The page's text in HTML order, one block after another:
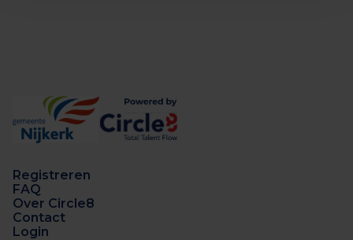
Registreren
FAQ
Over Circle8
Contact
Login